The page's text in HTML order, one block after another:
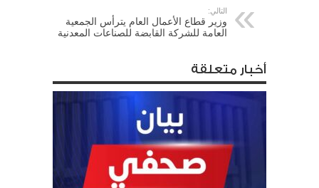
التالي:
وزير قطاع الأعمال العام يترأس الجمعية
العامة للشركة القابضة للصناعات المعدنية
أخبار متعلقة